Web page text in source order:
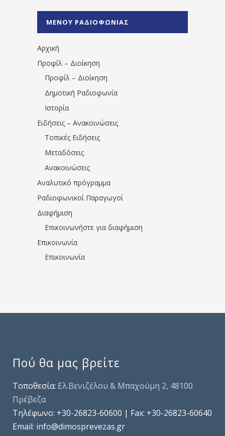
1531194763766854/" artist="" ]
ΜΕΝΟΥ ΡΑΔΙΟΦΩΝΙΑΣ
Αρχική
Προφίλ – Διοίκηση
Προφίλ – Διοίκηση
Δημοτική Ραδιοφωνία
Ιστορία
Ειδήσεις – Ανακοινώσεις
Τοπικές Ειδήσεις
Μεταδόσεις
Ανακοινώσεις
Αναλυτικό πρόγραμμα
Ραδιοφωνικοί Παραγωγοί
Διαφήμιση
Επικοινωνήστε για διαφήμιση
Επικοινωνία
Επικοινωνία
Πού θα μας βρείτε
Τοποθεσία: Ελ.Βενιζέλου & Μπαχούμη 2, 48100
Πρέβεζα
Τηλέφωνo: +30-26823-60600 | Fax: +30-26823-60640
Email: info@dimosprevezas.gr